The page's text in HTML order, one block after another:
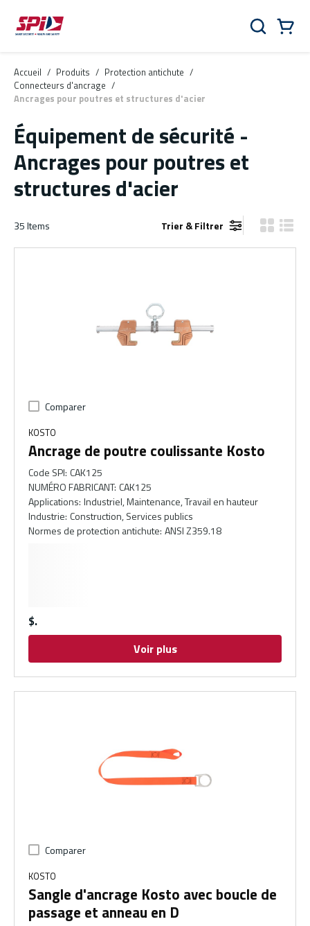
Aller au contenu principal
Skip to menu
Skip to footer
Rechercher
Accueil / Produits / Protection antichute /
Connecteurs d'ancrage /
Ancrages pour poutres et structures d'acier
Équipement de sécurité -
Ancrages pour poutres et
structures d'acier
35Items Trier & Filtrer Vue grille
Vue
Comparer
KOSTO
Ancrage de poutre coulissante Kosto
Code SPI: CAK125
NUMÉRO FABRICANT: CAK125
Applications: Industriel, Maintenance, Travail en hauteur
Industrie: Construction, Services publics
Normes de protection antichute: ANSI Z359.18
$
Voir plus
Comparer
KOSTO
Sangle d'ancrage Kosto avec boucle de
passage et anneau en D